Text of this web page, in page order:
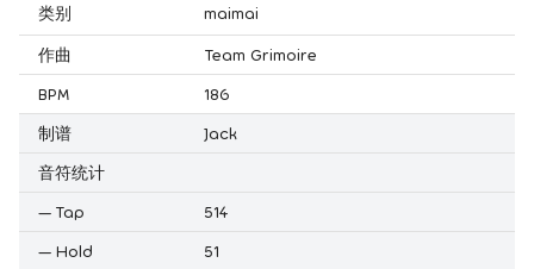
类别 maimai
作曲
Team Grimoire
BPM
186
制谱
Jack
音符统计
— Tap
514
— Hold
51